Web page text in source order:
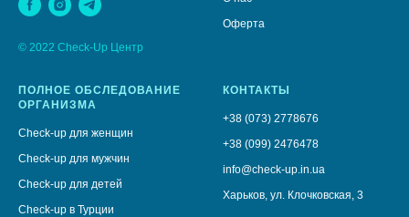
© 2022 Check-Up Центр
Оферта
ПОЛНОЕ ОБСЛЕДОВАНИЕ
ОРГАНИЗМА
Check-up для женщин
Check-up для мужчин
Check-up для детей
Check-up в Турции
КОНТАКТЫ
+38 (073) 2778676
+38 (099) 2476478
info@check-up.in.ua
Харьков, ул. Клочковская, 3